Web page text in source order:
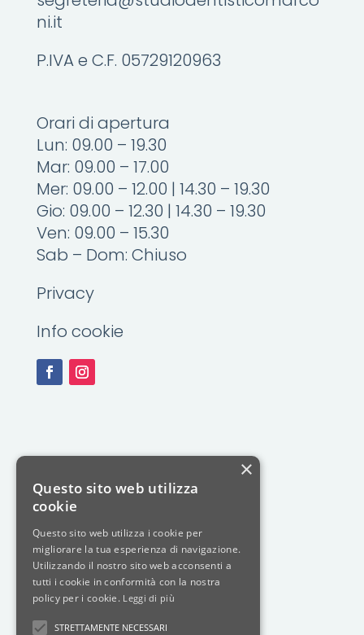
ni.it
P.IVA e C.F. 05729120963
Orari di apertura
Lun: 09.00 – 19.30
Mar: 09.00 – 17.00
Mer: 09.00 – 12.00 | 14.30 – 19.30
Gio: 09.00 – 12.30 | 14.30 – 19.30
Ven: 09.00 – 15.30
Sab – Dom: Chiuso
Privacy
Info cookie
×
Questo sito web utilizza
cookie
Questo sito web utilizza i cookie per
migliorare la tua esperienza di navigazione.
Utilizzando il nostro sito web acconsenti a
tutti i cookie in conformità con la nostra
policy per i cookie. Leggi di più
STRETTAMENTE NECESSARI